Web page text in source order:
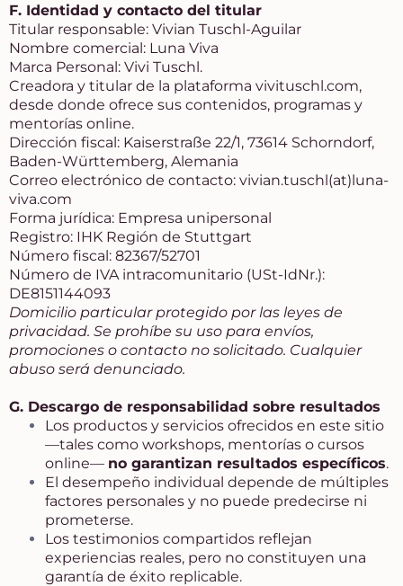
F. Identidad y contacto del titular
Titular responsable: Vivian Tuschl-Aguilar
Nombre comercial: Luna Viva
Marca Personal: Vivi Tuschl.
Creadora y titular de la plataforma vivituschl.com,
desde donde ofrece sus contenidos, programas y
mentorías online.
Dirección fiscal: Kaiserstraße 22/1, 73614 Schorndorf,
Baden-Württemberg, Alemania
Correo electrónico de contacto: vivian.tuschl(at)luna-
viva.com
Forma jurídica: Empresa unipersonal
Registro: IHK Región de Stuttgart
Número fiscal: 82367/52701
Número de IVA intracomunitario (USt-IdNr.):
DE8151144093
Domicilio particular protegido por las leyes de
privacidad. Se prohíbe su uso para envíos,
promociones o contacto no solicitado. Cualquier
abuso será denunciado.
G. Descargo de responsabilidad sobre resultados
Los productos y servicios ofrecidos en este sitio
—tales como workshops, mentorías o cursos
online— no garantizan resultados específicos.
El desempeño individual depende de múltiples
factores personales y no puede predecirse ni
prometerse.
Los testimonios compartidos reflejan
experiencias reales, pero no constituyen una
garantía de éxito replicable.